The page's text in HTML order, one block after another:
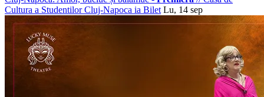
Cultura a Studentilor Cluj-Napoca ia Bilet Lu, 14 sep